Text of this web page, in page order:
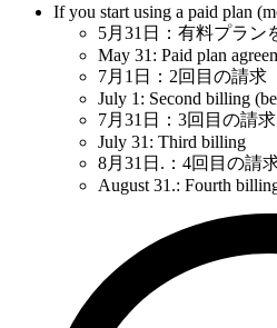
If you start using a paid plan
5月31日：有料プラン
May 31: Paid plan
7月1日：2回目の請求
July 1: Second billing
7月31日：3回目の請求
July 31: Third billing
8月31日.：4回目の請
August 31.: Fourth